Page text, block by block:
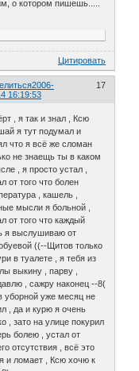
о котором пишешь.....
Цитировать
17
2006-
16:19:53
, я так и знал , Ксю
я тут подумал и
что я всё же сломан
не знаещь ты в каком
, я просто устал ,
от того что болен
, кашель ,
мысли я больной ,
от того что каждый
я выслушиваю от
((--Щитов только
в туалете , я тебя из
выкину , парву ,
, сажру наконец --8(
уборной уже месяц не
, да и курю я очень
, зато на улице покурил
болею , устал от
отсутствия , всё это
и ломает , Ксю хочю к